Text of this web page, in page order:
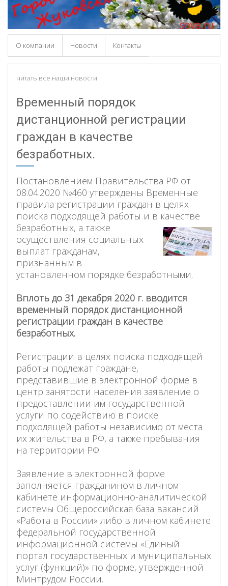
О компании Новости Контакты
читать все наши новости
Временный порядок
дистанционной регистрации
граждан в качестве
безработных.
Постановлением Правительства РФ от
08.04.2020 №460 утверждены Временные
правила регистрации граждан в целях
поиска подходящей работы и в качестве
безработных, а также
осуществления социальных
выплат гражданам,
признанным в
установленном порядке безработными.
Вплоть до 31 декабря 2020 г. вводится
временный порядок дистанционной
регистрации граждан в качестве
безработных.
Регистрации в целях поиска подходящей
работы подлежат граждане,
представившие в электронной форме в
центр занятости населения заявление о
предоставлении им государственной
услуги по содействию в поиске
подходящей работы независимо от места
их жительства в РФ, а также пребывания
на территории РФ.
Заявление в электронной форме
заполняется гражданином в личном
кабинете информационно-аналитической
системы Общероссийская база вакансий
«Работа в России» либо в личном кабинете
федеральной государственной
информационной системы «Единый
портал государственных и муниципальных
услуг (функций)» по форме, утвержденной
Минтрудом России.